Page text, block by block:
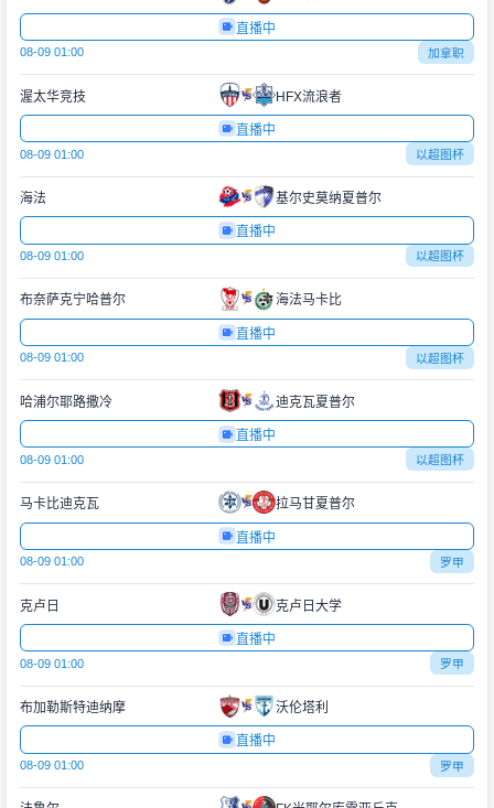
直播中
08-09 01:00 加拿职
渥太华竞技 HFX流浪者
直播中
08-09 01:00 以超图杯
海法 基尔史莫纳夏普尔
直播中
08-09 01:00 以超图杯
布奈萨克宁哈普尔 海法马卡比
直播中
08-09 01:00 以超图杯
哈浦尔耶路撒冷 迪克瓦夏普尔
直播中
08-09 01:00 以超图杯
马卡比迪克瓦 拉马甘夏普尔
直播中
08-09 01:00 罗甲
克卢日 克卢日大学
直播中
08-09 01:00 罗甲
布加勒斯特迪纳摩 沃伦塔利
直播中
08-09 01:00 罗甲